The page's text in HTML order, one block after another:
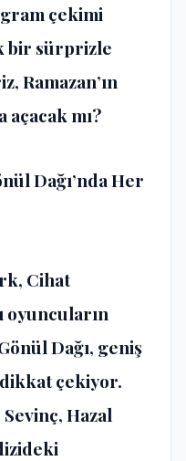
çekimi
bir sürprizle
Ramazan’ın
açacak mı?
Dağı’nda Her
Cihat
oyuncuların
Dağı, geniş
çekiyor.
Sevinç, Hazal